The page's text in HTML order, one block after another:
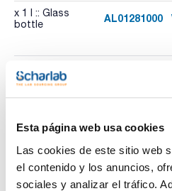
Esta página web usa cookies
Las cookies de este sitio web
el contenido y los anuncios,
sociales y analizar el tráfico.
x 1 l :: Glass
bottle
AL01281000
Imprimir ficha de
producto